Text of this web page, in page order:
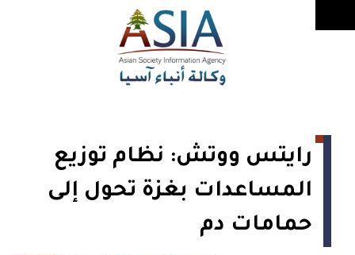
رايتس ووتش: نظام توزيع
المساعدات بغزة تحول إلى
حمامات دم